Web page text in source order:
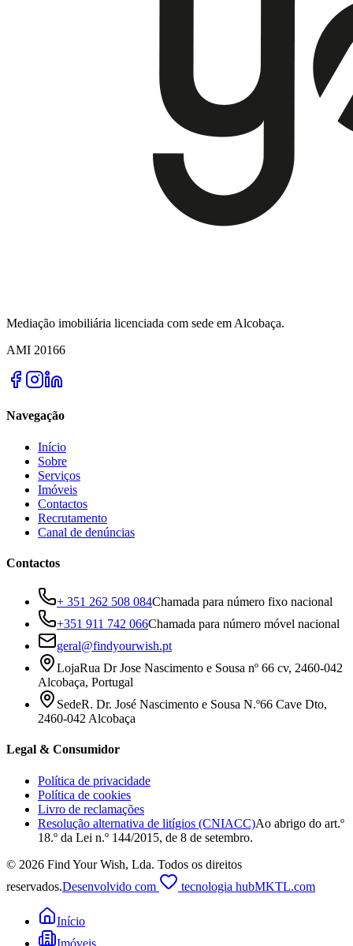
Mediação imobiliária licenciada com sede em Alcobaça.
AMI 20166
Navegação
Início
Sobre
Serviços
Imóveis
Contactos
Recrutamento
Canal de denúncias
Contactos
+ 351 262 508 084Chamada para número fixo nacional
+351 911 742 066Chamada para número móvel nacional
geral@findyourwish.pt
LojaRua Dr Jose Nascimento e Sousa nº 66 cv, 2460-042
Alcobaça, Portugal
SedeR. Dr. José Nascimento e Sousa N.º66 Cave Dto,
2460-042 Alcobaça
Legal & Consumidor
Política de privacidade
Política de cookies
Livro de reclamações
Resolução alternativa de litígios (CNIACC)Ao abrigo do art.º
18.º da Lei n.º 144/2015, de 8 de setembro.
© 2026 Find Your Wish, Lda. Todos os direitos
reservados.Desenvolvido com tecnologia hubMKTL.com
Início
Imóveis